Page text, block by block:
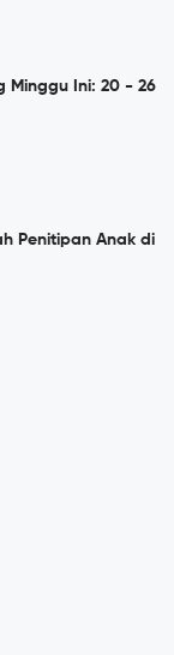
Minggu Ini: 20 - 26
Penitipan Anak di